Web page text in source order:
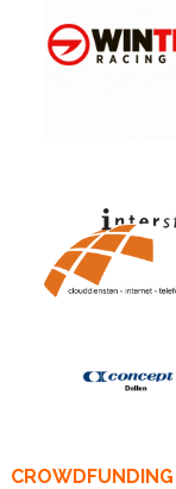
CROWDFUNDING